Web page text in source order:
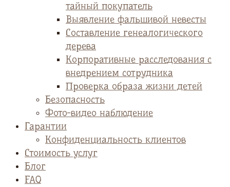
тайный покупатель
Выявление фальшивой невесты
Cоставление генеалогического
дерева
Корпоративные расследования с
внедрением сотрудника
Проверка образа жизни детей
Безопасность
Фото-видео наблюдение
Гарантии
Конфиденциальность клиентов
Стоимость услуг
Блог
FAQ